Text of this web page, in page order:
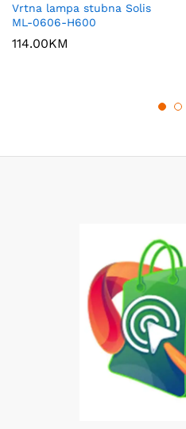
Vrtna lampa stubna Solis
ML-0606-H600
114.00KM